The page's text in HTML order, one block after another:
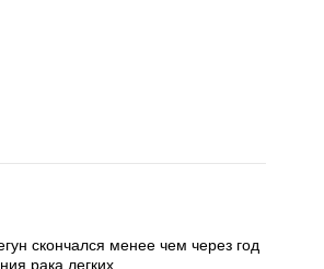
скончался менее чем через год
рака легких